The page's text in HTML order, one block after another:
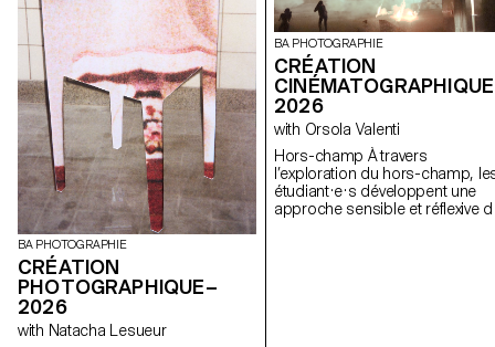
BA PHOTOGRAPHIE
CRÉATION
PHOTOGRAPHIQUE–
2026
with Natacha Lesueur
BA PHOTOGRAPHIE
CRÉATION
2026
with Orsola Valenti
Hors-champ À travers
l’exploration du hors-champ,
étudiant·e·s développent une
approche sensible et réflexive